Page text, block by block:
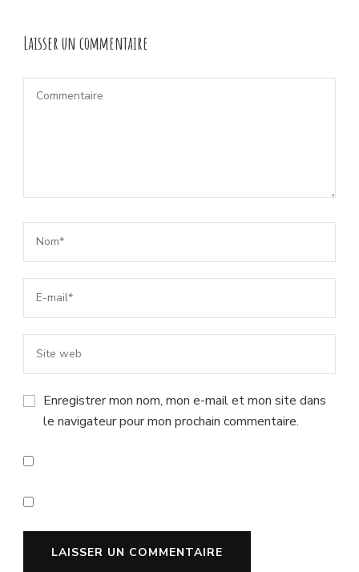
Laisser un commentaire
Enregistrer mon nom, mon e-mail et mon site dans
le navigateur pour mon prochain commentaire.